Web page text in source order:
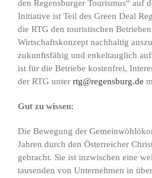
den Regensburger Tourismus“ auf
Initiative ist Teil des Green Deal
die RTG den touristischen
Wirtschaftskonzept nachhaltig
zukunftsfähig und enkeltauglich
ist für die Betriebe kostenfrei,
der RTG unter rtg@regensburg.de
Gut zu wissen:
Die Bewegung der
Jahren durch den Österreicher
gebracht. Sie ist inzwischen eine
tausenden von Unternehmen in